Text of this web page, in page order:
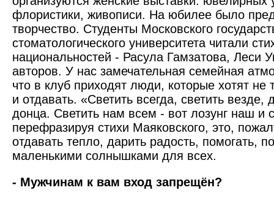
флористики, живописи. На юбилее было
творчество. Студенты Московского
стоматологического университета читали
национально­стей - Расула Гамзатова, Леси
авторов. У нас замечательная семейная
что в клуб приходят люди, которые хотят не
и отдавать. «Светить всегда, светить везде,
донца. Светить нам всем - вот лозунг наш и
перефразируя стихи Маяковского, это,
отдавать тепло, дарить радость, помогать,
маленькими солнышками для всех.
- Мужчинам к вам вход запрещён?